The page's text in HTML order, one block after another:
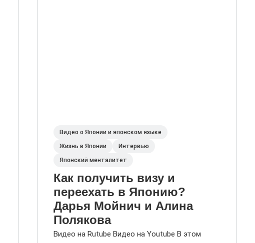
Видео о Японии и японском языке
Жизнь в Японии
Интервью
Японский менталитет
Как получить визу и
переехать в Японию?
Дарья Мойнич и Алина
Полякова
Видео на Rutube Видео на Youtube В этом